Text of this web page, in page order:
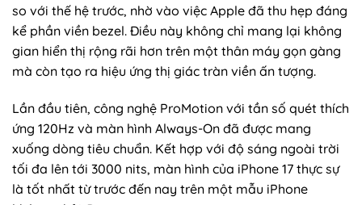
so với thế hệ trước, nhờ vào việc Apple đã thu hẹp đáng
kể phần viền bezel. Điều này không chỉ mang lại không
gian hiển thị rộng rãi hơn trên một thân máy gọn gàng
mà còn tạo ra hiệu ứng thị giác tràn viền ấn tượng.
Lần đầu tiên, công nghệ ProMotion với tần số quét thích
ứng 120Hz và màn hình Always-On đã được mang
xuống dòng tiêu chuẩn. Kết hợp với độ sáng ngoài trời
tối đa lên tới 3000 nits, màn hình của iPhone 17 thực sự
là tốt nhất từ trước đến nay trên một mẫu iPhone